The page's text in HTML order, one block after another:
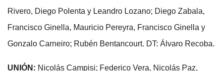
Rivero, Diego Polenta y Leandro Lozano; Diego Zabala,
Francisco Ginella, Mauricio Pereyra, Francisco Ginella y
Gonzalo Carneiro; Rubén Bentancourt. DT: Álvaro Recoba.
UNIÓN: Nicolás Campisi; Federico Vera, Nicolás Paz,